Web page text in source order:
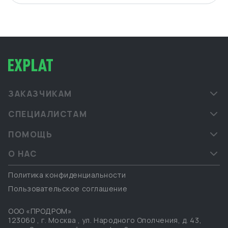
ЗАКАЗЧИКАМ
СПЕЦИАЛИСТАМ
ПОМОЩЬ
О НАС
Политика конфиденциальности
Пользовательское соглашение
ООО «ПРОДРОМ»
123060 , г. Москва , ул. Народного Ополчения, д. 43,